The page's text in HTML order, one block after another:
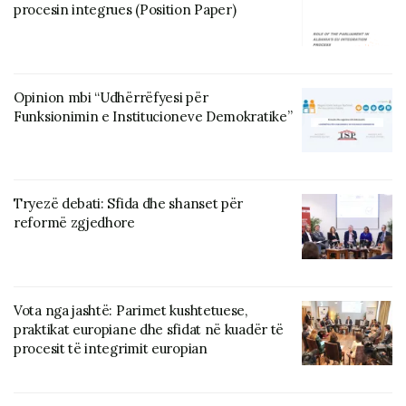
procesin integrues (Position Paper)
Opinion mbi “Udhërrëfyesi për
Funksionimin e Institucioneve Demokratike”
Tryezë debati: Sfida dhe shanset për
reformë zgjedhore
Vota nga jashtë: Parimet kushtetuese,
praktikat europiane dhe sfidat në kuadër të
procesit të integrimit europian